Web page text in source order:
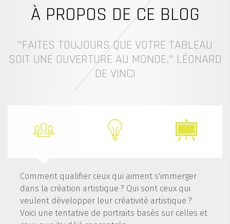
À PROPOS DE CE BLOG
"FAITES TOUJOURS QUE VOTRE TABLEAU
SOIT UNE OUVERTURE AU MONDE." LÉONARD
DE VINCI
Comment qualifier ceux qui aiment s'immerger
dans la création artistique ? Qui sont ceux qui
veulent développer leur créativité artistique ?
Voici une tentative de portraits basés sur celles et